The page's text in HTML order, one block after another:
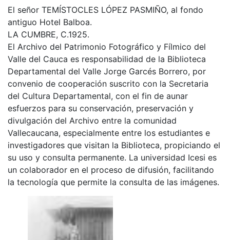
El señor TEMÍSTOCLES LÓPEZ PASMIÑO, al fondo
antiguo Hotel Balboa.
LA CUMBRE, C.1925.
El Archivo del Patrimonio Fotográfico y Fílmico del
Valle del Cauca es responsabilidad de la Biblioteca
Departamental del Valle Jorge Garcés Borrero, por
convenio de cooperación suscrito con la Secretaria
del Cultura Departamental, con el fin de aunar
esfuerzos para su conservación, preservación y
divulgación del Archivo entre la comunidad
Vallecaucana, especialmente entre los estudiantes e
investigadores que visitan la Biblioteca, propiciando el
su uso y consulta permanente. La universidad Icesi es
un colaborador en el proceso de difusión, facilitando
la tecnología que permite la consulta de las imágenes.